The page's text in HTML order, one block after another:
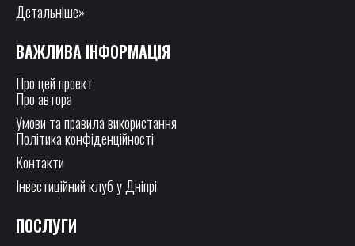
Детальніше»
ВАЖЛИВА ІНФОРМАЦІЯ
Про цей проект
Про автора
Умови та правила використання
Політика конфіденційності
Контакти
Інвестиційний клуб у Дніпрі
ПОСЛУГИ